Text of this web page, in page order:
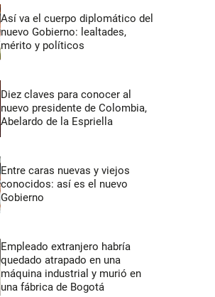
Así va el cuerpo diplomático del
nuevo Gobierno: lealtades,
mérito y políticos
Diez claves para conocer al
nuevo presidente de Colombia,
Abelardo de la Espriella
Entre caras nuevas y viejos
conocidos: así es el nuevo
Gobierno
Empleado extranjero habría
quedado atrapado en una
máquina industrial y murió en
una fábrica de Bogotá